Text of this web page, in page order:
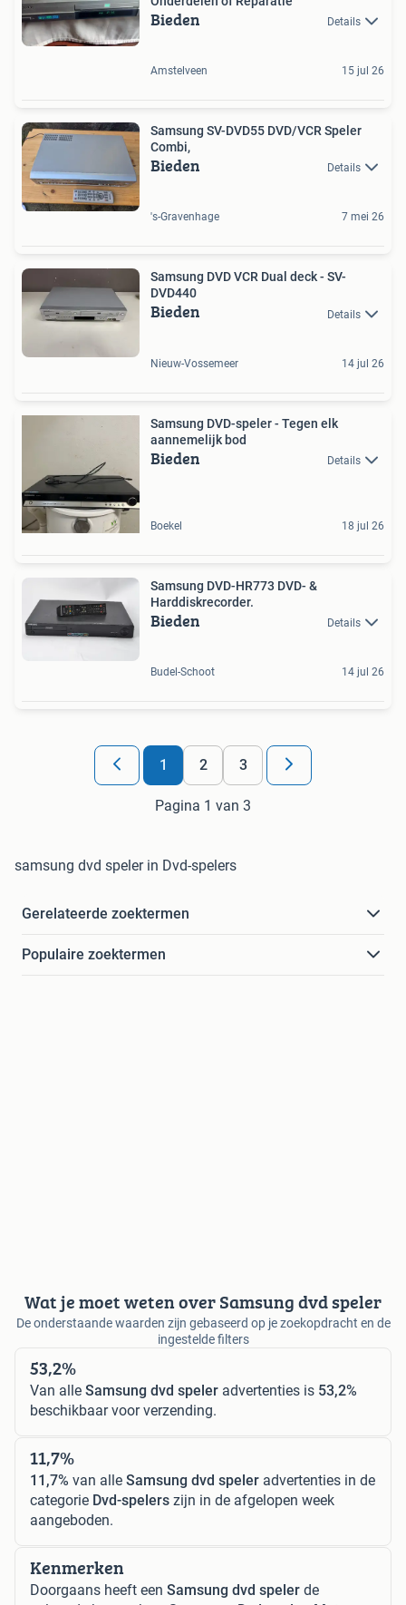
Bieden Details
Amstelveen 15 jul 26
Samsung SV-DVD55 DVD/VCR Speler
Combi,
Bieden Details
's-Gravenhage 7 mei 26
Samsung DVD VCR Dual deck - SV-
DVD440
Bieden Details
Nieuw-Vossemeer 14 jul 26
Samsung DVD-speler - Tegen elk
aannemelijk bod
Bieden Details
Boekel 18 jul 26
Samsung DVD-HR773 DVD- &
Harddiskrecorder.
Bieden Details
Budel-Schoot 14 jul 26
1 2 3
Pagina 1 van 3
samsung dvd speler in Dvd-spelers
Gerelateerde zoektermen
Populaire zoektermen
Wat je moet weten over Samsung dvd speler
De onderstaande waarden zijn gebaseerd op je zoekopdracht en de
ingestelde filters
53,2%
Van alle Samsung dvd speler advertenties is 53,2%
beschikbaar voor verzending.
11,7%
11,7% van alle Samsung dvd speler advertenties in de
categorie Dvd-spelers zijn in de afgelopen week
aangeboden.
Kenmerken
Doorgaans heeft een Samsung dvd speler de